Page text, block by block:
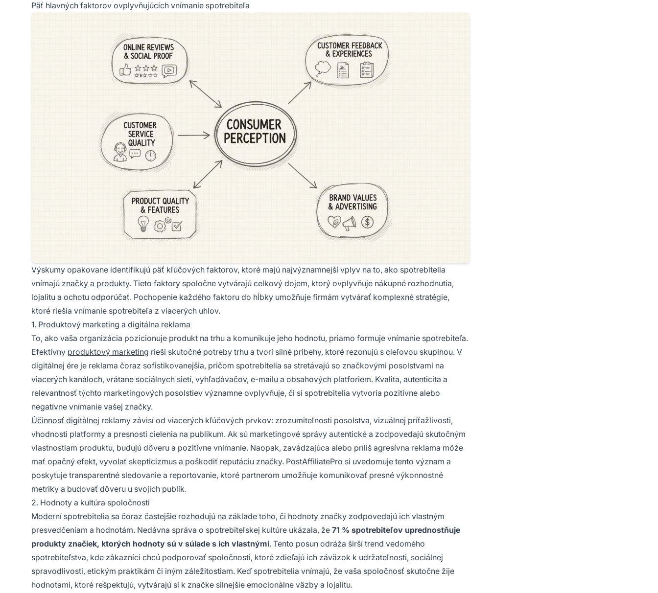
Päť hlavných faktorov ovplyvňujúcich vnímanie spotrebiteľa
Výskumy opakovane identifikujú päť kľúčových faktorov, ktoré majú najvýznamnejší vplyv na to, ako spotrebitelia
vnímajú značky a produkty. Tieto faktory spoločne vytvárajú celkový dojem, ktorý ovplyvňuje nákupné rozhodnutia,
lojalitu a ochotu odporúčať. Pochopenie každého faktoru do hĺbky umožňuje firmám vytvárať komplexné stratégie,
ktoré riešia vnímanie spotrebiteľa z viacerých uhlov.
1. Produktový marketing a digitálna reklama
To, ako vaša organizácia pozicionuje produkt na trhu a komunikuje jeho hodnotu, priamo formuje vnímanie spotrebiteľa.
Efektívny produktový marketing rieši skutočné potreby trhu a tvorí silné príbehy, ktoré rezonujú s cieľovou skupinou. V
digitálnej ére je reklama čoraz sofistikovanejšia, pričom spotrebitelia sa stretávajú so značkovými posolstvami na
viacerých kanáloch, vrátane sociálnych sietí, vyhľadávačov, e-mailu a obsahových platforiem. Kvalita, autenticita a
relevantnosť týchto marketingových posolstiev významne ovplyvňuje, či si spotrebitelia vytvoria pozitívne alebo
negatívne vnímanie vašej značky.
Účinnosť digitálnej reklamy závisí od viacerých kľúčových prvkov: zrozumiteľnosti posolstva, vizuálnej príťažlivosti,
vhodnosti platformy a presnosti cielenia na publikum. Ak sú marketingové správy autentické a zodpovedajú skutočným
vlastnostiam produktu, budujú dôveru a pozitívne vnímanie. Naopak, zavádzajúca alebo príliš agresívna reklama môže
mať opačný efekt, vyvolať skepticizmus a poškodiť reputáciu značky. PostAffiliatePro si uvedomuje tento význam a
poskytuje transparentné sledovanie a reportovanie, ktoré partnerom umožňuje komunikovať presné výkonnostné
metriky a budovať dôveru u svojich publík.
2. Hodnoty a kultúra spoločnosti
Moderní spotrebitelia sa čoraz častejšie rozhodujú na základe toho, či hodnoty značky zodpovedajú ich vlastným
presvedčeniam a hodnotám. Nedávna správa o spotrebiteľskej kultúre ukázala, že 71 % spotrebiteľov uprednostňuje
produkty značiek, ktorých hodnoty sú v súlade s ich vlastnými. Tento posun odráža širší trend vedomého
spotrebiteľstva, kde zákazníci chcú podporovať spoločnosti, ktoré zdieľajú ich záväzok k udržateľnosti, sociálnej
spravodlivosti, etickým praktikám či iným záležitostiam. Keď spotrebitelia vnímajú, že vaša spoločnosť skutočne žije
hodnotami, ktoré rešpektujú, vytvárajú si k značke silnejšie emocionálne väzby a lojalitu.